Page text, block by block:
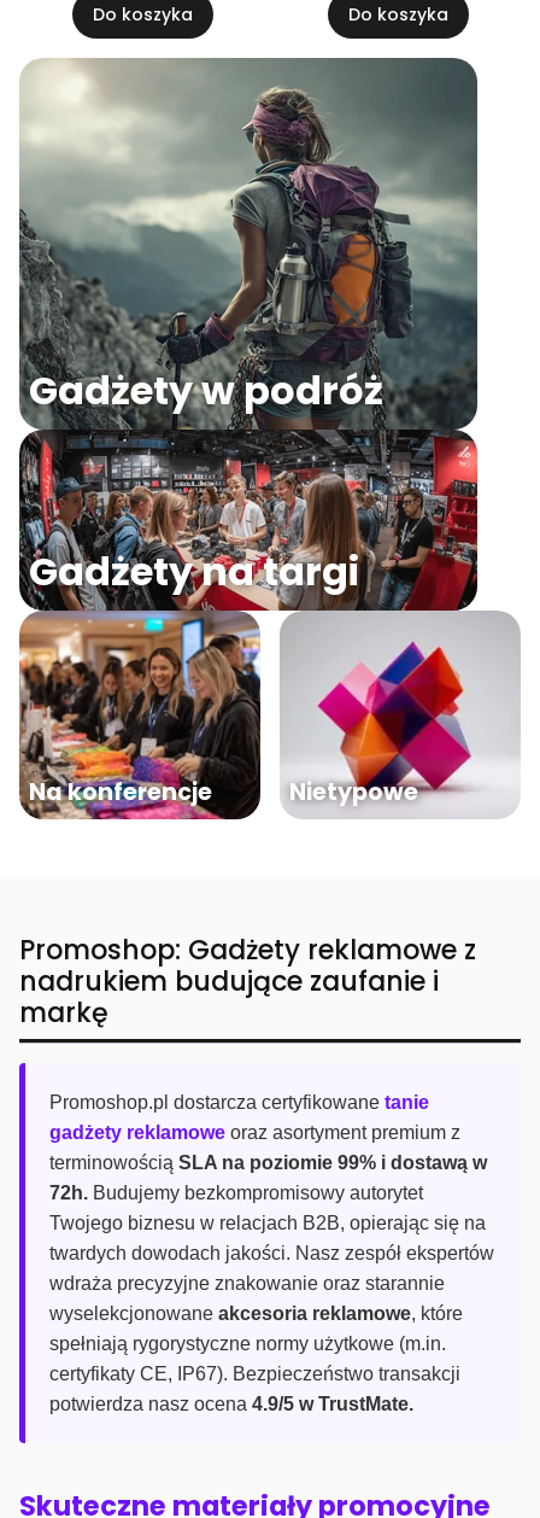
Do koszyka Do koszyka
Gadżety w podróż
Gadżety na targi
Na konferencje Nietypowe
Promoshop: Gadżety reklamowe z
nadrukiem budujące zaufanie i
markę
Promoshop.pl dostarcza certyfikowane tanie
gadżety reklamowe oraz asortyment premium z
terminowością SLA na poziomie 99% i dostawą w
72h. Budujemy bezkompromisowy autorytet
Twojego biznesu w relacjach B2B, opierając się na
twardych dowodach jakości. Nasz zespół ekspertów
wdraża precyzyjne znakowanie oraz starannie
wyselekcjonowane akcesoria reklamowe, które
spełniają rygorystyczne normy użytkowe (m.in.
certyfikaty CE, IP67). Bezpieczeństwo transakcji
potwierdza nasz ocena 4.9/5 w TrustMate.
Skuteczne materiały promocyjne